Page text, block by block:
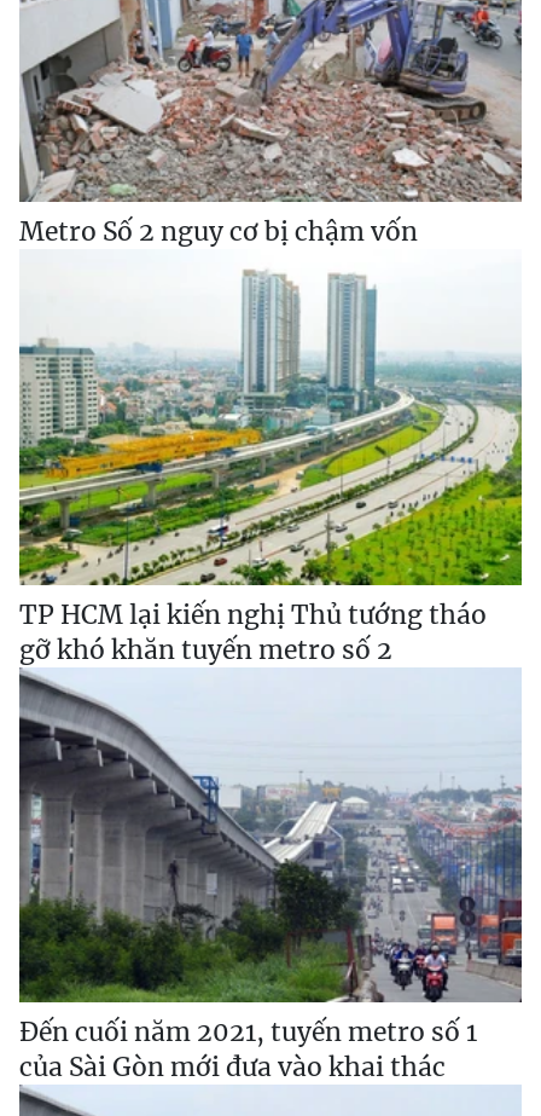
Metro Số 2 nguy cơ bị chậm vốn
TP HCM lại kiến nghị Thủ tướng tháo
gỡ khó khăn tuyến metro số 2
Đến cuối năm 2021, tuyến metro số 1
của Sài Gòn mới đưa vào khai thác